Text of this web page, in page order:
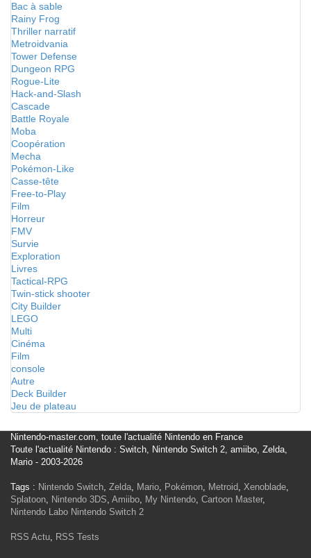
Bac à sable
Rainy Frog
Thriller narratif
Metroidvania
Tower Defense
Dungeon RPG
Rogue-Lite
Hack-and-Slash
Cascade
Battle Royale
Moba
Coopération
Mecha
Pokémon-Like
Casse-tête
Free-to-Play
Film
Horreur
FMV
Survie
Exploration
Livres
Tactical-RPG
Twin-stick shooter
City Builder
LEGO
Multi
Cinéma
Film
console
Autre
Deck Builder
Jeu de plateau
Nintendo-master.com, toute l'actualité Nintendo en France
Toute l'actualité Nintendo : Switch, Nintendo Switch 2, amiibo, Zelda,
Mario - 2003-2026
Tags : Nintendo Switch, Zelda, Mario, Pokémon, Metroid, Xenoblade,
Splatoon, Nintendo 3DS, Amiibo, My Nintendo, Cartoon Master,
Nintendo Labo Nintendo Switch 2
RSS Actu, RSS Tests